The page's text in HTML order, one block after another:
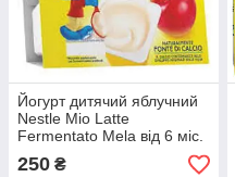
Йогурт дитячий яблучний
Nestle Mio Latte
Fermentato Mela від 6 міс.
4х100гр
250 ₴